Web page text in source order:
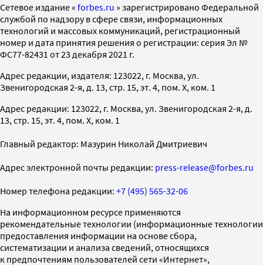
Cетевое издание « forbes.ru » зарегистрировано Федеральной
службой по надзору в сфере связи, информационных
технологий и массовых коммуникаций, регистрационный
номер и дата принятия решения о регистрации: серия Эл №
ФС77-82431 от 23 декабря 2021 г.
Адрес редакции, издателя: 123022, г. Москва, ул.
Звенигородская 2-я, д. 13, стр. 15, эт. 4, пом. X, ком. 1
Адрес редакции: 123022, г. Москва, ул. Звенигородская 2-я, д.
13, стр. 15, эт. 4, пом. X, ком. 1
Главный редактор: Мазурин Николай Дмитриевич
Адрес электронной почты редакции: press-release@forbes.ru
Номер телефона редакции: +7 (495) 565-32-06
На информационном ресурсе применяются
рекомендательные технологии (информационные технологии
предоставления информации на основе сбора,
систематизации и анализа сведений, относящихся
к предпочтениям пользователей сети «Интернет»,